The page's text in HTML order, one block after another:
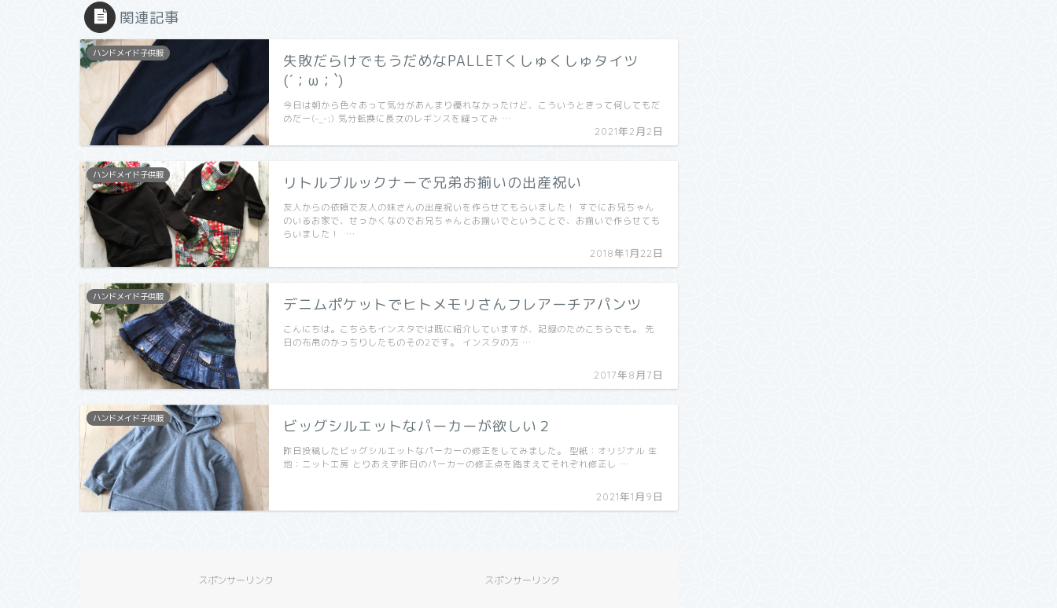
関連記事
ハンドメイド子供服
失敗だらけでもうだめなPALLETくしゅくしゅタイツ
(´；ω；`)
2021年2月2日
今日は朝から色々あって気分があんまり優れなかったけど、こういうときって何してもだ
めだー(-_-;) 気分転換に長女のレギンスを縫ってみ …
ハンドメイド子供服 リトルブルックナーで兄弟お揃いの出産祝い
2018年1月22日
友人からの依頼で友人の妹さんの出産祝いを作らせてもらいました！ すでにお兄ちゃん
のいるお家で、せっかくなのでお兄ちゃんとお揃いでということで、お揃いで作らせても
らいました！ …
ハンドメイド子供服 デニムポケットでヒトメモリさんフレアーチアパンツ
2017年8月7日
こんにちは。こちらもインスタでは既に紹介していますが、記録のためこちらでも。 先
日の布帛のかっちりしたものその2です。 インスタの方 …
ハンドメイド子供服 ビッグシルエットなパーカーが欲しい２
2021年1月9日
昨日投稿したビッグシルエットなパーカーの修正をしてみました。 型紙：オリジナル 生
地：ニット工房 とりあえず昨日のパーカーの修正点を踏まえてそれぞれ修正し …
スポンサーリンク スポンサーリンク